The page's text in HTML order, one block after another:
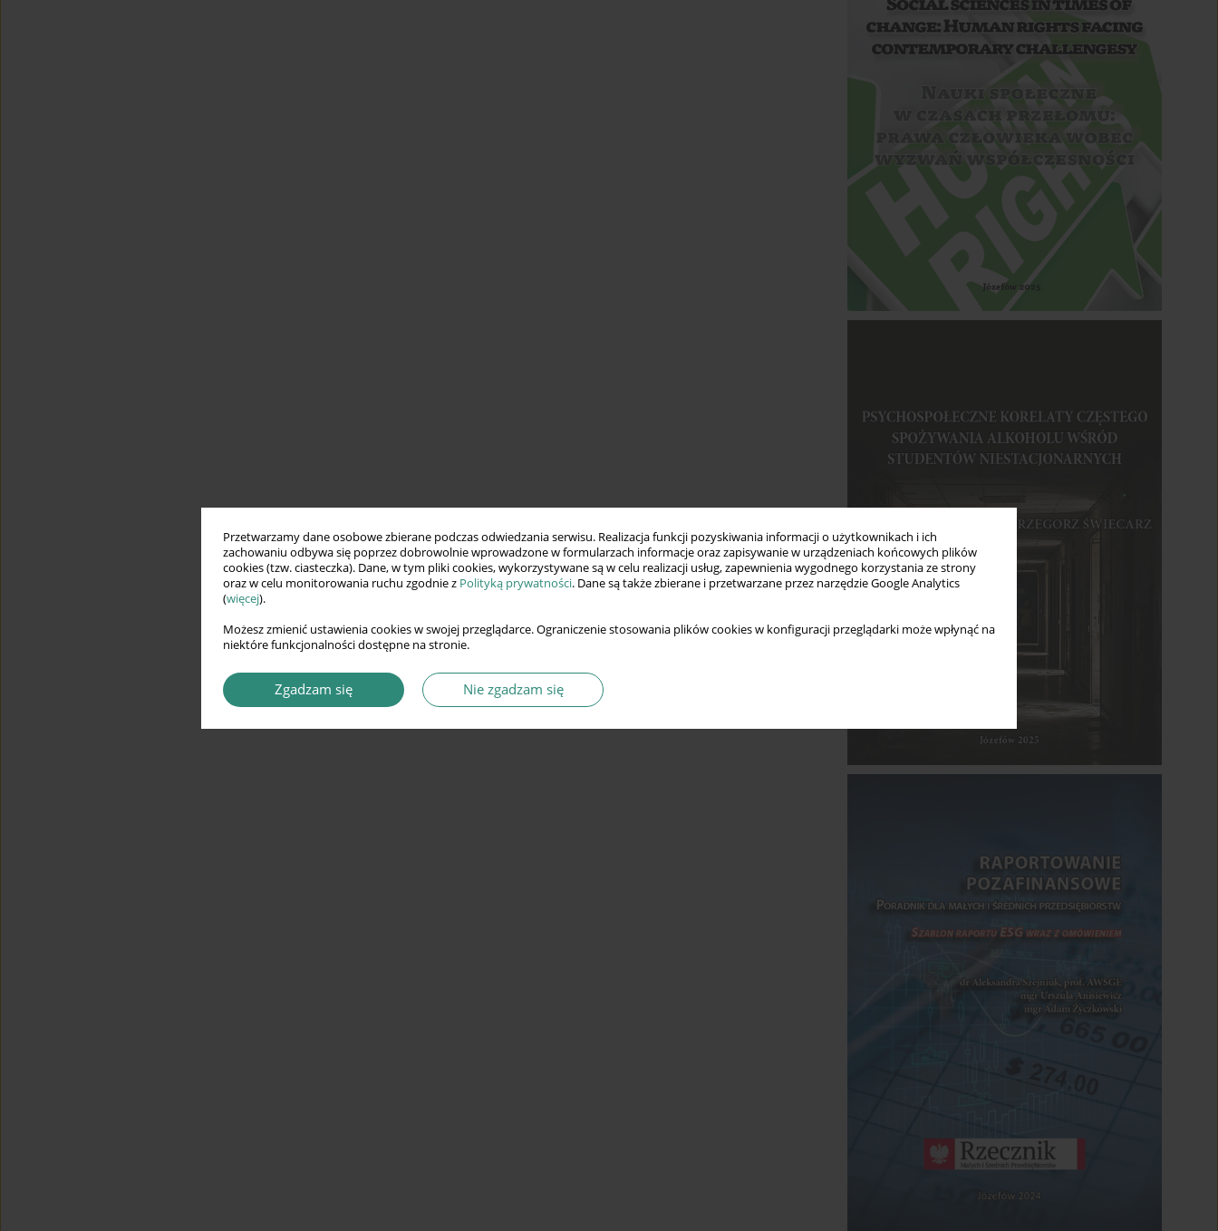
Przetwarzamy dane osobowe zbierane podczas odwiedzania serwisu. Realizacja funkcji pozyskiwania informacji o użytkownikach i ich
zachowaniu odbywa się poprzez dobrowolnie wprowadzone w formularzach informacje oraz zapisywanie w urządzeniach końcowych plików
cookies (tzw. ciasteczka). Dane, w tym pliki cookies, wykorzystywane są w celu realizacji usług, zapewnienia wygodnego korzystania ze strony
oraz w celu monitorowania ruchu zgodnie z Polityką prywatności. Dane są także zbierane i przetwarzane przez narzędzie Google Analytics
(więcej).
Możesz zmienić ustawienia cookies w swojej przeglądarce. Ograniczenie stosowania plików cookies w konfiguracji przeglądarki może wpłynąć na
niektóre funkcjonalności dostępne na stronie.
Zgadzam się Nie zgadzam się